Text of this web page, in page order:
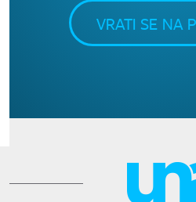
VRATI SE NA